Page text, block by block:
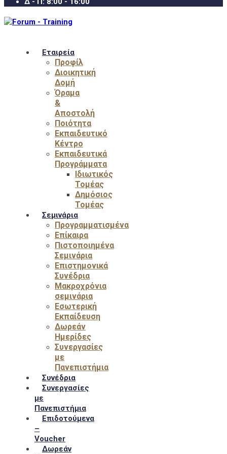
Εταιρεία
Προφίλ
Διοικητική
Δομή
Όραμα
&
Αποστολή
Ποιότητα
Εκπαιδευτικό
Κέντρο
Εκπαιδευτικά
Προγράμματα
Ιδιωτικός
Τομέας
Δημόσιος
Τομέας
Σεμινάρια
Προγραμματισμένα
Επίκαιρα
Πιστοποιημένα
Σεμινάρια
Επιστημονικά
Συνέδρια
Μακροχρόνια
σεμινάρια
Εσωτερική
Εκπαίδευση
Δωρεάν
Ημερίδες
Συνεργασίες
με
Πανεπιστήμια
Συνέδρια
Συνεργασίες
με
Πανεπιστήμια
Επιδοτούμενα
–
Voucher
Δωρεάν